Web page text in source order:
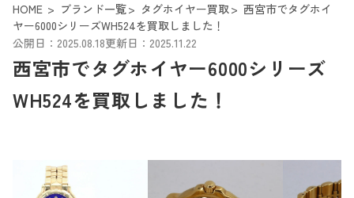
HOME ブランド一覧 タグホイヤー買取
西宮市でタグホイ
ヤー6000シリーズWH524を買取しました！
公開日：2025.08.18更新日：2025.11.22
西宮市でタグホイヤー6000シリーズ
WH524を買取しました！